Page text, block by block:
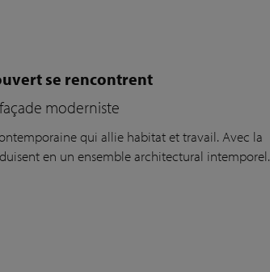
se rencontrent
moderniste
qui allie habitat et travail. Avec la
en un ensemble architectural intemporel.